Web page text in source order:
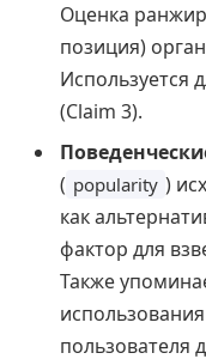
Оценка
позиция)
Используется
(Claim 3).
( popularity )
как
фактор для
Также
пользователя